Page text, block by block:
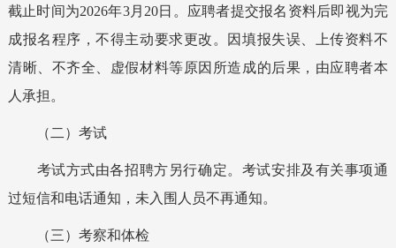
截止时间为2026年3月 20日。应聘者提交报名资料后即视为完
成报名程序，不得主动要求更改。因填报失误、上传资料不
清晰、不齐全、虚假材料等原因所造成的后果，由应聘者本
人承担。
（二）考试
考试方式由各招聘方另行确定。考试安排及有关事项通
过短信和电话通知，未入围人员不再通知。
（三） 考察和体检